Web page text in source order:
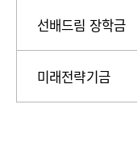
선배드림 장학금
미래전략기금